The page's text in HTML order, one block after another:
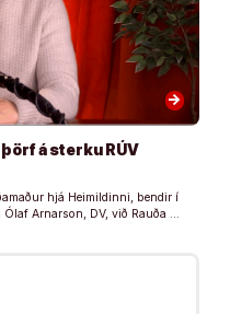
arrow_forward
á sterku RÚV
hjá Heimildinni, bendir í
Arnarson, DV, við Rauða …